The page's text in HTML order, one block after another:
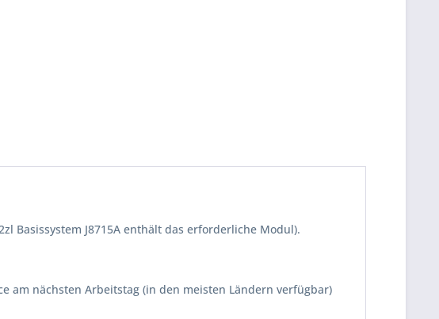
Basissystem J8715A enthält das erforderliche Modul).
am nächsten Arbeitstag (in den meisten Ländern verfügbar)